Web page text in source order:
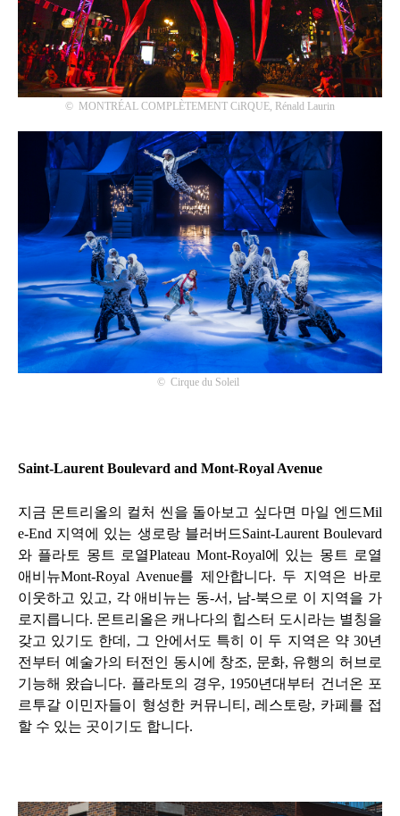
© MONTRÉAL COMPLÈTEMENT CiRQUE, Rénald Laurin
© Cirque du Soleil
Saint-Laurent Boulevard and Mont-Royal Avenue
지금 몬트리올의 컬처 씬을 돌아보고 싶다면 마일 엔드Mil
e-End 지역에 있는 생로랑 블러버드Saint-Laurent Boulevard
와 플라토 몽트 로열Plateau Mont-Royal에 있는 몽트 로열
애비뉴Mont-Royal Avenue를 제안합니다. 두 지역은 바로
이웃하고 있고, 각 애비뉴는 동-서 , 남-북으로 이 지역을 가
로지릅니다. 몬트리올은 캐나다의 힙스터 도시라는 별칭을
갖고 있기도 한데 , 그 안에서도 특히 이 두 지역은 약30년
전부터 예술가의 터전인 동시에 창조, 문화, 유행의 허브로
기능해 왔습니다. 플라토의 경우, 1950년대부터 건너온 포
르투갈 이민자들이 형성한 커뮤니티 , 레스토랑, 카페를 접
할 수 있는 곳이기도 합니다.